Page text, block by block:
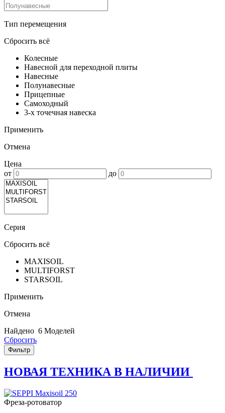
Тип перемещения
Сбросить всё
Колесные
Навесной для переходной плиты
Навесные
Полунавесные
Прицепные
Самоходный
3-х точечная навеска
Применить
Отмена
Цена
от
до
Серия
Сбросить всё
MAXISOIL
MULTIFORST
STARSOIL
Применить
Отмена
Найдено 6 Моделей
Сбросить
Фильтр
НОВАЯ ТЕХНИКА В НАЛИЧИИ
Фреза-ротоватор